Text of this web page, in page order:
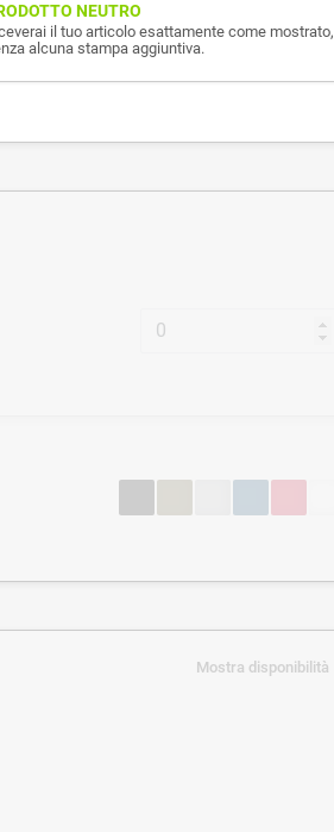
NEUTRO
il tuo articolo esattamente come mostrato,
alcuna stampa aggiuntiva.
Mostra disponibilità